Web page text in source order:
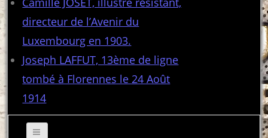
directeur de l’Avenir du
Luxembourg en 1903.
Joseph LAFFUT, 13ème de ligne
tombé à Florennes le 24 Août
1914